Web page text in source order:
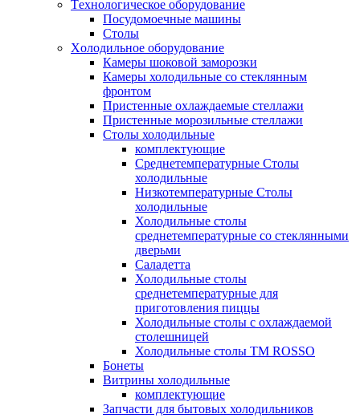
Tехнологическое оборудование
Посудомоечные машины
Столы
Xолодильное оборудование
Камеры шоковой заморозки
Камеры холодильные со стеклянным
фронтом
Пристенные охлаждаемые стеллажи
Пристенные морозильные стеллажи
Столы холодильные
комплектующие
Среднетемпературные Столы
холодильные
Низкотемпературные Столы
холодильные
Холодильные столы
среднетемпературные со стеклянными
дверьми
Саладетта
Холодильные столы
среднетемпературные для
приготовления пиццы
Холодильные столы с охлаждаемой
столешницей
Холодильные столы ТМ ROSSO
Бонеты
Витрины холодильные
комплектующие
Запчасти для бытовых холодильников